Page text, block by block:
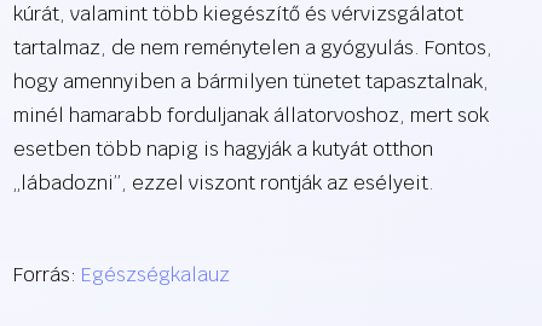
kúrát, valamint több kiegészítő és vérvizsgálatot
tartalmaz, de nem reménytelen a gyógyulás. Fontos,
hogy amennyiben a bármilyen tünetet tapasztalnak,
minél hamarabb forduljanak állatorvoshoz, mert sok
esetben több napig is hagyják a kutyát otthon
„lábadozni”, ezzel viszont rontják az esélyeit.
Forrás: Egészségkalauz